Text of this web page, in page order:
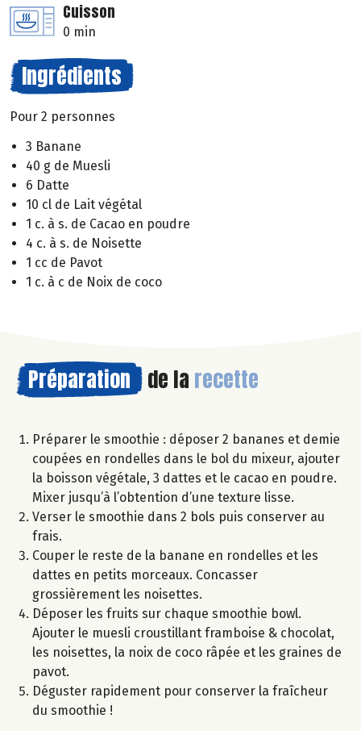
Cuisson
0 min
Ingrédients
Pour 2 personnes
3 Banane
40 g de Muesli
6 Datte
10 cl de Lait végétal
1 c. à s. de Cacao en poudre
4 c. à s. de Noisette
1 cc de Pavot
1 c. à c de Noix de coco
Préparation de la recette
Préparer le smoothie : déposer 2 bananes et demie
coupées en rondelles dans le bol du mixeur, ajouter
la boisson végétale, 3 dattes et le cacao en poudre.
Mixer jusqu’à l’obtention d’une texture lisse.
Verser le smoothie dans 2 bols puis conserver au
frais.
Couper le reste de la banane en rondelles et les
dattes en petits morceaux. Concasser
grossièrement les noisettes.
Déposer les fruits sur chaque smoothie bowl.
Ajouter le muesli croustillant framboise & chocolat,
les noisettes, la noix de coco râpée et les graines de
pavot.
Déguster rapidement pour conserver la fraîcheur
du smoothie !